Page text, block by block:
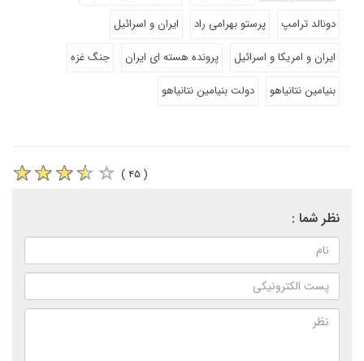
دونالد ترامپ
پرستو بهرامی راد
ایران و اسرائیل
ایران و امریکا و اسرائیل
پرونده هسته ای ایران
جنگ غزه
بنیامین نتانیاهو
دولت بنیامین نتانیاهو
( ۴۵ )
نظر شما :